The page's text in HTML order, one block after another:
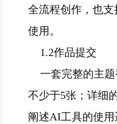
全流程创作，也
使用。
1.2作品提交
一套完整的主题
不少于5张；详细
阐述AI工具的使用